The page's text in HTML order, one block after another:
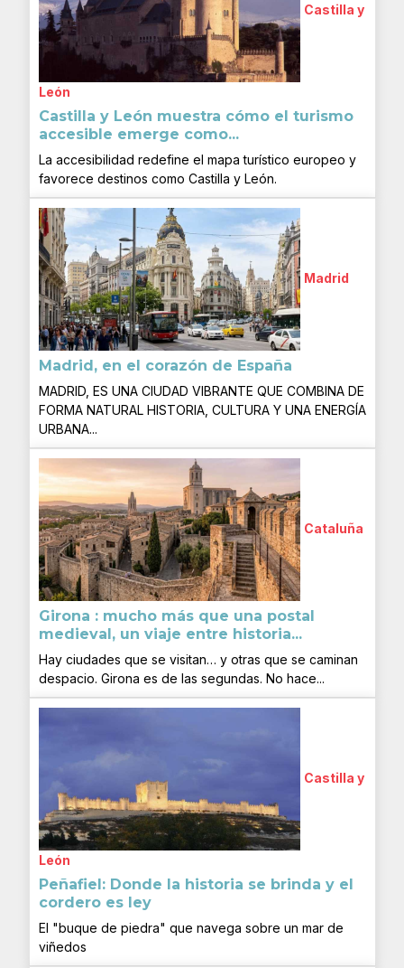
Castilla y
León
Castilla y León muestra cómo el turismo
accesible emerge como...
La accesibilidad redefine el mapa turístico europeo y
favorece destinos como Castilla y León.
Madrid
Madrid, en el corazón de España
MADRID, ES UNA CIUDAD VIBRANTE QUE COMBINA DE
FORMA NATURAL HISTORIA, CULTURA Y UNA ENERGÍA
URBANA...
Cataluña
Girona : mucho más que una postal
medieval, un viaje entre historia...
Hay ciudades que se visitan… y otras que se caminan
despacio. Girona es de las segundas. No hace...
Castilla y
León
Peñafiel: Donde la historia se brinda y el
cordero es ley
El "buque de piedra" que navega sobre un mar de
viñedos